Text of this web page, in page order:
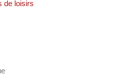
de loisirs